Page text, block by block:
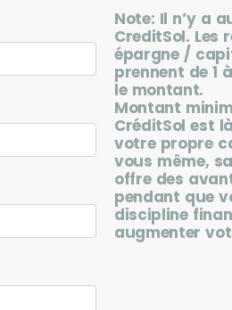
Note: Il n’y a
CreditSol.
épargne /
prennent de 1
le montant.
Montant
CréditSol est
votre propre
vous même,
offre des
pendant que
discipline
augmenter